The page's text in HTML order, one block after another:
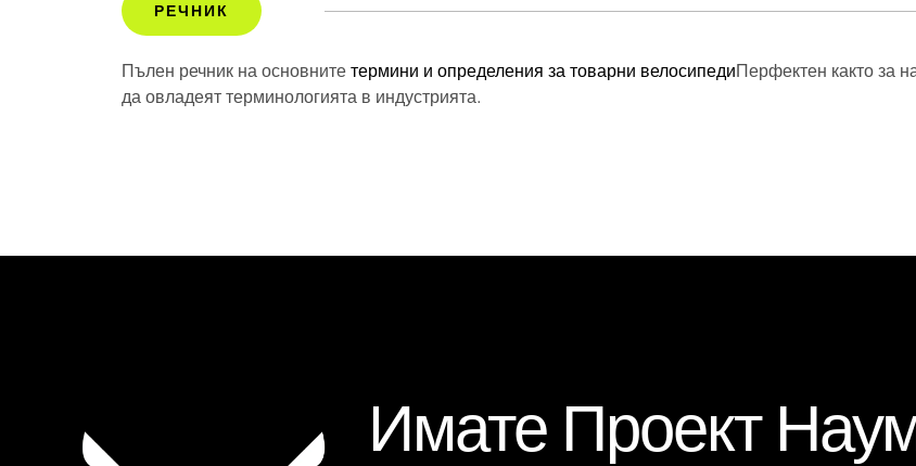
РЕЧНИК
Пълен речник на основнитетермини и определения за товарни велосипедиПерфектен както за
да овладеят терминологията в индустрията.
Имате Проект